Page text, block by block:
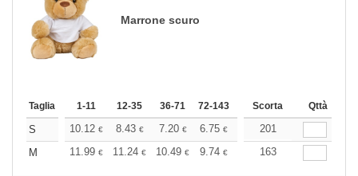
Marrone scuro
Taglia 1-11 12-35 36-71 72-143 144-287 288 + Altri
Scorta Qttà
S 10.12 € 8.43 € 7.20 € 6.75 € 6.41€
201
M
11.99 € 11.24 € 10.49 € 9.74 € 8.99€
163